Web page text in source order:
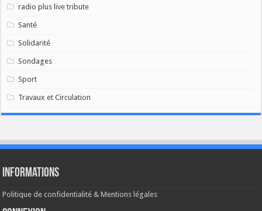
radio plus live tribute
Santé
Solidarité
Sondages
Sport
Travaux et Circulation
Informations
Politique de confidentialité & Mentions légales